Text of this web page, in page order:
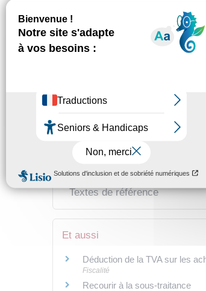
Qu'est-ce que
Comment déclarer la TVA ?
Textes de référence
Et aussi
Déduction de la TVA sur les
Fiscalité
Recourir à la sous-traitance